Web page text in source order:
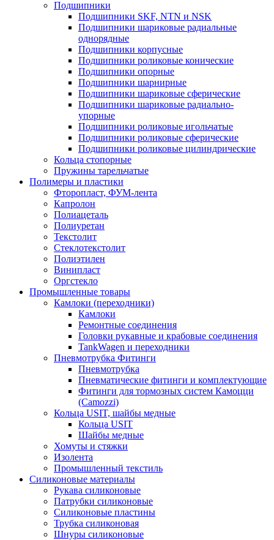
Подшипники
Подшипники SKF, NTN и NSK
Подшипники шариковые радиальные
однорядные
Подшипники корпусные
Подшипники роликовые конические
Подшипники опорные
Подшипники шарнирные
Подшипники шариковые сферические
Подшипники шариковые радиально-
упорные
Подшипники роликовые игольчатые
Подшипники роликовые сферические
Подшипники роликовые цилиндрические
Кольца стопорные
Пружины тарельчатые
Полимеры и пластики
Фторопласт, ФУМ-лента
Капролон
Полиацеталь
Полиуретан
Текстолит
Стеклотекстолит
Полиэтилен
Винипласт
Оргстекло
Промышленные товары
Камлоки (переходники)
Камлоки
Ремонтные соединения
Головки рукавные и крабовые соединения
TankWagen и переходники
Пневмотрубка Фитинги
Пневмотрубка
Пневматические фитинги и комплектующие
Фитинги для тормозных систем Камоцци
(Camozzi)
Кольца USIT, шайбы медные
Кольца USIT
Шайбы медные
Хомуты и стяжки
Изолента
Промышленный текстиль
Силиконовые материалы
Рукава силиконовые
Патрубки силиконовые
Силиконовые пластины
Трубка силиконовая
Шнуры силиконовые